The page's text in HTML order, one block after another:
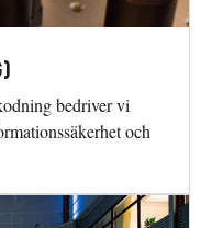
bedriver vi
och